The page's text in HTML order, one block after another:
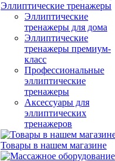
Эллиптические тренажеры
Эллиптические
тренажеры для дома
Эллиптические
тренажеры премиум-
класс
Профессиональные
эллиптические
тренажеры
Аксессуары для
эллиптических
тренажеров
Товары в нашем магазине